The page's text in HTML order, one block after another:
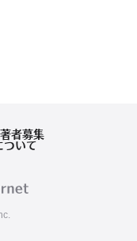
著者募集
ついて